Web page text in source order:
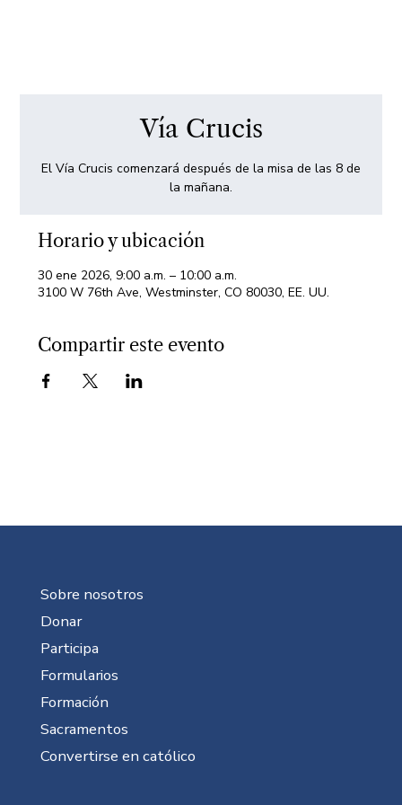
Vía Crucis
El Vía Crucis comenzará después de la misa de las 8 de
la mañana.
Horario y ubicación
30 ene 2026, 9:00 a.m. – 10:00 a.m.
3100 W 76th Ave, Westminster, CO 80030, EE. UU.
Compartir este evento
Sobre nosotros
Donar
Participa
Formularios
Formación
Sacramentos
Convertirse en católico